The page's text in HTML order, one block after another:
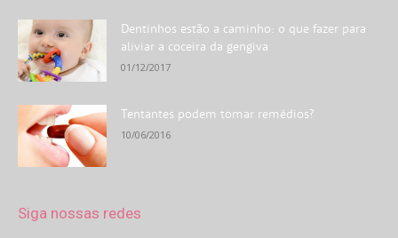
Dentinhos estão a caminho: o que fazer para
aliviar a coceira da gengiva
01/12/2017
Tentantes podem tomar remédios?
10/06/2016
Siga nossas redes